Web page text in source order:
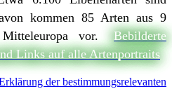
kommen 85 Arten aus 9
vor.
Bebilderte
Links auf alle Artenportraits
der bestimmungsrelevanten